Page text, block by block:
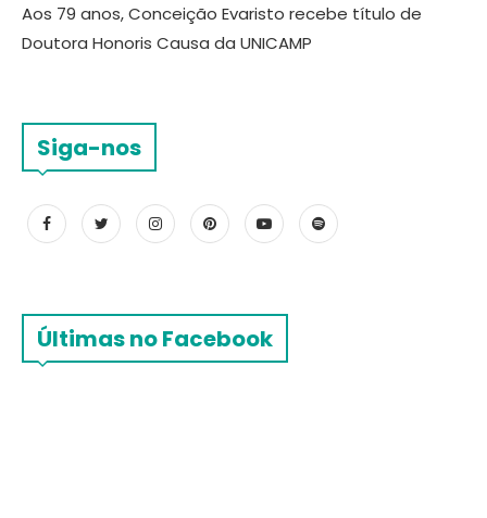
Aos 79 anos, Conceição Evaristo recebe título de
Doutora Honoris Causa da UNICAMP
Siga-nos
Últimas no Facebook